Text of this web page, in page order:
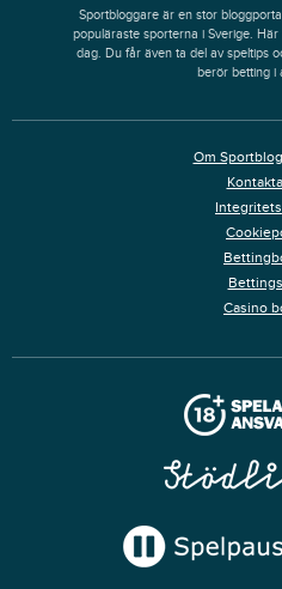
Sportbloggare är en stor
populäraste sporterna i Sverige.
dag. Du får även ta del av speltips
berör betting i
Om
Casino